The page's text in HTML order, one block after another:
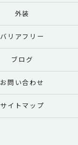
外装
バリアフリー
ブログ
お問い合わせ
サイトマップ